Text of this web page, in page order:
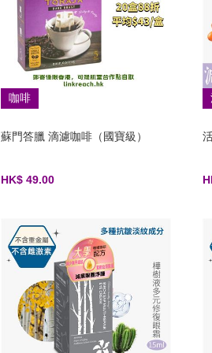
咖啡
蘇門答臘 滴濾咖啡（國寶級）
HK$ 49.00